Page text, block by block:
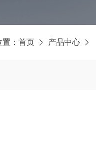
： 首页 产品中心